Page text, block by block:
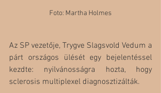
Foto: Martha Holmes
Az SP vezetője, Trygve Slagsvold Vedum a
párt országos ülését egy bejelentéssel
kezdte: nyilvánosságra hozta, hogy
sclerosis multiplexel diagnosztizálták.